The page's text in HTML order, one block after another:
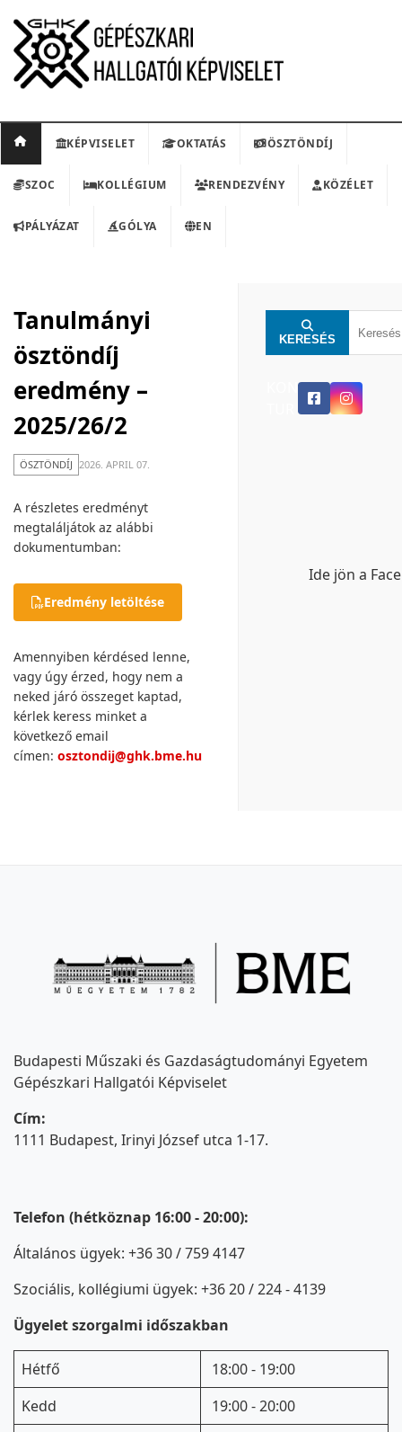
KÉPVISELET OKTATÁS ÖSZTÖNDÍJ
SZOC KOLLÉGIUM RENDEZVÉNY KÖZÉLET
PÁLYÁZAT GÓLYA EN
Tanulmányi
ösztöndíj
eredmény –
2025/26/2
ÖSZTÖNDÍJ 2026. APRIL 07.
A részletes eredményt
megtaláljátok az alábbi
dokumentumban:
Eredmény letöltése
Amennyiben kérdésed lenne,
vagy úgy érzed, hogy nem a
neked járó összeget kaptad,
kérlek keress minket a
következő email
címen: osztondij@ghk.bme.hu
KERESÉS
Ide jön a
Budapesti Műszaki és Gazdaságtudományi Egyetem
Gépészkari Hallgatói Képviselet
Cím:
1111 Budapest, Irinyi József utca 1-17.
Telefon (hétköznap 16:00 - 20:00):
Általános ügyek: +36 30 / 759 4147
Szociális, kollégiumi ügyek: +36 20 / 224 - 4139
Ügyelet szorgalmi időszakban
Hétfő
18:00 - 19:00
Kedd
19:00 - 20:00